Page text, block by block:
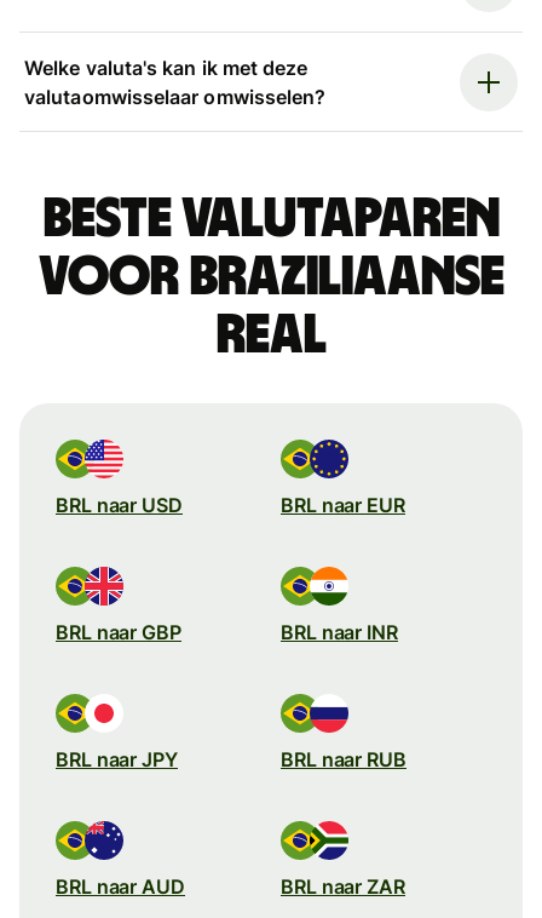
Welke valuta's kan ik met deze
valutaomwisselaar omwisselen?
Beste valutaparen
voor Braziliaanse
real
BRL naar USD BRL naar EUR
BRL naar GBP BRL naar INR
BRL naar JPY BRL naar RUB
BRL naar AUD BRL naar ZAR